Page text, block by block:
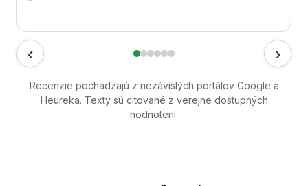
‹ ›
Recenzie pochádzajú z nezávislých portálov Google a
Heureka. Texty sú citované z verejne dostupných
hodnotení.